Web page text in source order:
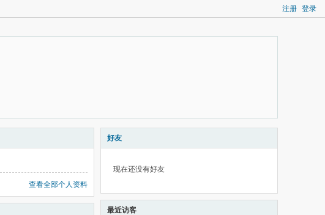
注册 登录
查看全部个人资料
好友
现在还没有好友
最近访客